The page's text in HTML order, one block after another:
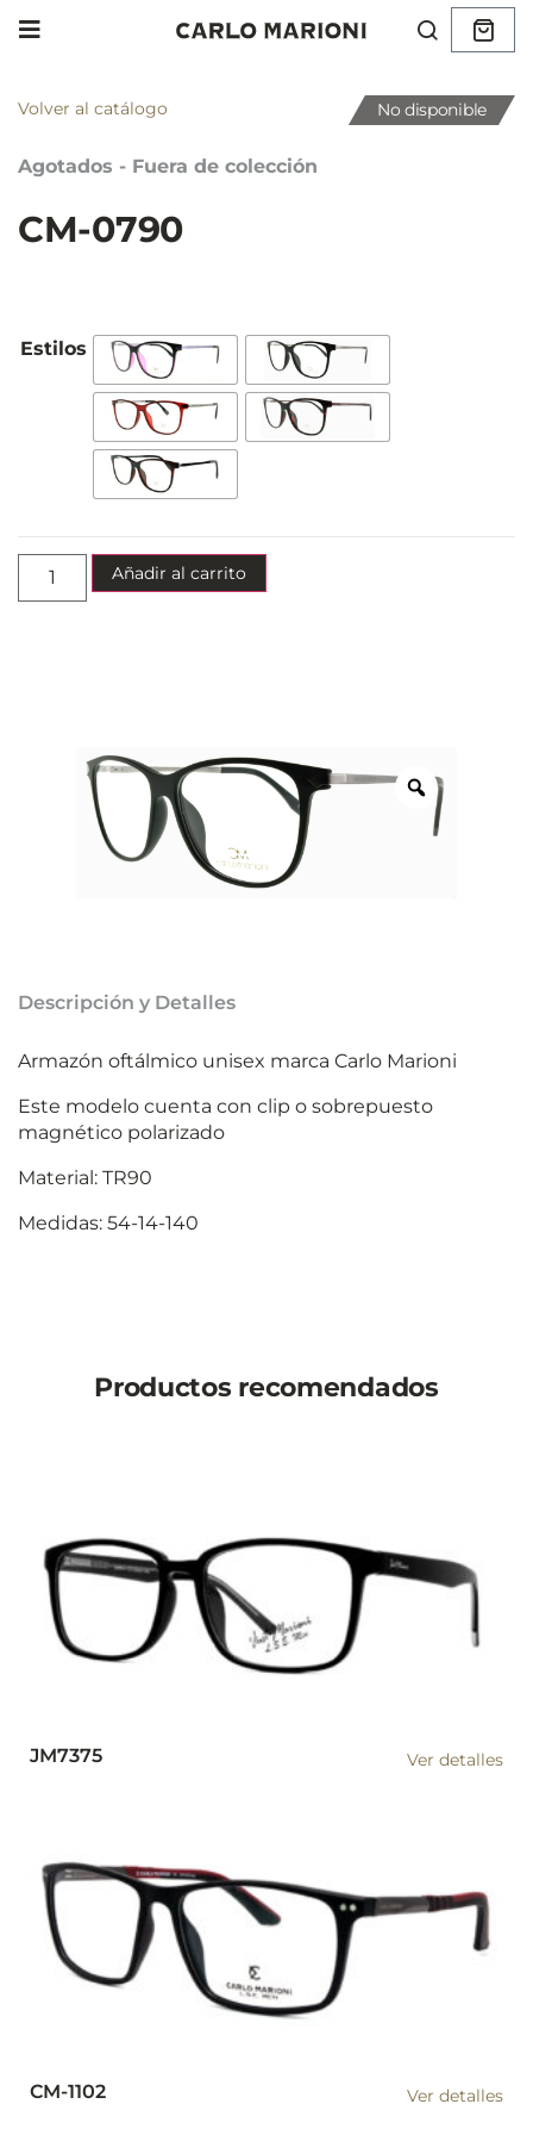
Descripción y Detalles
Armazón oftálmico unisex marca Carlo Marioni
Este modelo cuenta con clip o sobrepuesto
magnético polarizado
Material: TR90
Medidas: 54-14-140
Volver al catálogo
Agotados - Fuera de colección
CM-0790
No disponible
Añadir al carrito
Productos recomendados
JM7375 Ver detalles
CM-1102 Ver detalles